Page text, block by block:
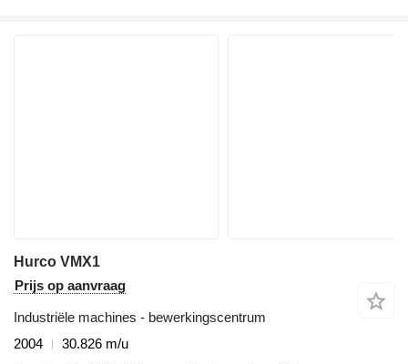
Hurco VMX1
Prijs op aanvraag
Industriële machines - bewerkingscentrum
2004
30.826 m/u